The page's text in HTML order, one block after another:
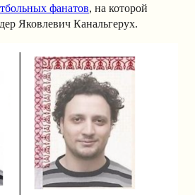
фанатов, на которой
Яковлевич Канальгерух.